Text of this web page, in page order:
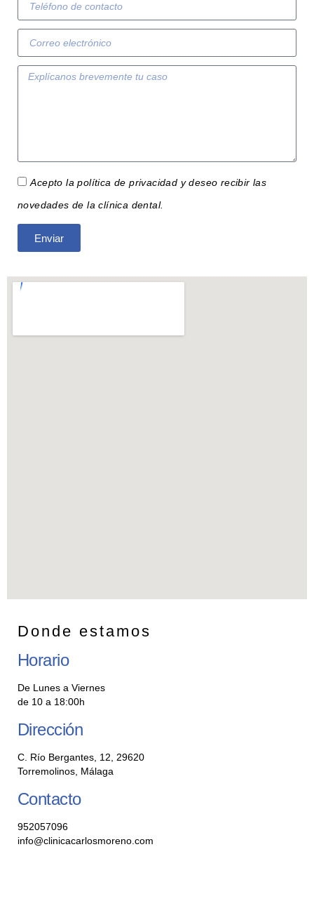
Acepto la política de privacidad y deseo recibir las
novedades de la clínica dental.
Enviar
Donde estamos
Horario
De Lunes a Viernes
de 10 a 18:00h
Dirección
C. Río Bergantes, 12, 29620
Torremolinos, Málaga
Contacto
952057096
info@clinicacarlosmoreno.com